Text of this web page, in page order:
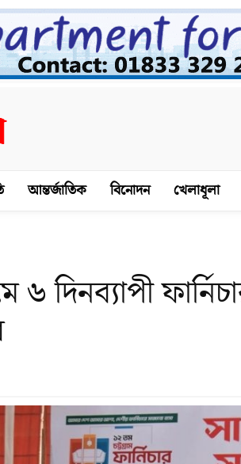
আন্তর্জাতিক বিনোদন খেলাধূলা
৬ দিনব্যাপী